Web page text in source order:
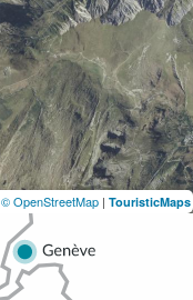
© OpenStreetMap | TouristicMaps